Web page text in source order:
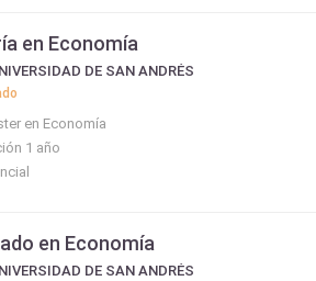
en Economía
DE SAN ANDRÉS
en Economía
1 año
en Economía
DE SAN ANDRÉS